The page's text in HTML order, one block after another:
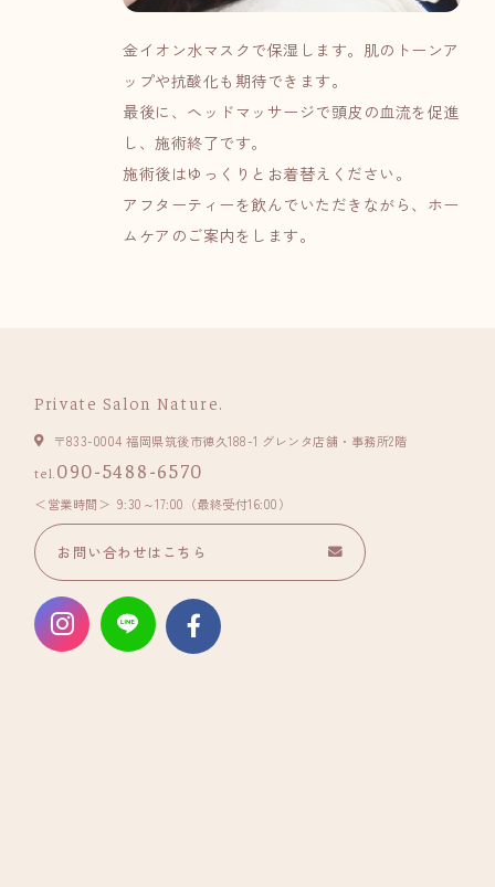
金イオン水マスクで保湿します。肌のトーンア
ップや抗酸化も期待できます。
最後に、ヘッドマッサージで頭皮の血流を促進
し、施術終了です。
施術後はゆっくりとお着替えください。
アフターティーを飲んでいただきながら、ホー
ムケアのご案内をします。
Private Salon Nature.
〒833-0004 福岡県筑後市徳久188-1 グレンタ店舗・事務所2階
tel. 090-5488-6570
営業時間 9:30～17:00（最終受付16:00）
お問い合わせはこちら